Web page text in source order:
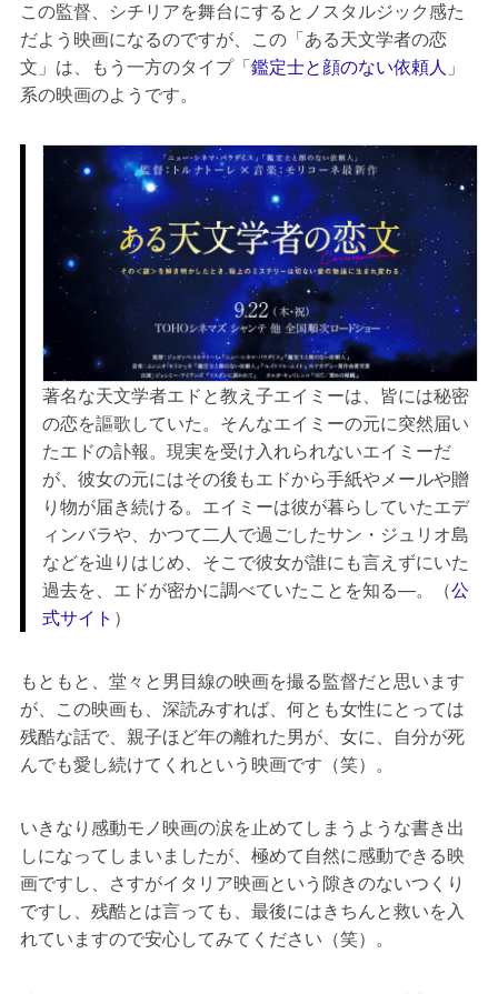
この監督、シチリアを舞台にするとノスタルジック感た
だよう映画になるのですが、この「ある天文学者の恋
文」は、もう一方のタイプ「 鑑定士と顔のない依頼人 」
系の映画のようです。
著名な天文学者エドと教え子エイミーは、皆には秘密
の恋を謳歌していた。そんなエイミーの元に突然届い
たエドの訃報。現実を受け入れられないエイミーだ
が、彼女の元にはその後もエドから手紙やメールや贈
り物が届き続ける。エイミーは彼が暮らしていたエデ
ィンバラや、かつて二人で過ごしたサン・ジュリオ島
などを辿りはじめ、そこで彼女が誰にも言えずにいた
過去を、エドが密かに調べていたことを知る―。（公
式サイト ）
もともと、堂々と男目線の映画を撮る監督だと思います
が、この映画も、深読みすれば、何とも女性にとっては
残酷な話で、親子ほど年の離れた男が、女に、自分が死
んでも愛し続けてくれという映画です（笑）。
いきなり感動モノ映画の涙を止めてしまうような書き出
しになってしまいましたが、極めて自然に感動できる映
画ですし、さすがイタリア映画という隙きのないつくり
ですし、残酷とは言っても、最後にはきちんと救いを入
れていますので安心してみてください（笑）。